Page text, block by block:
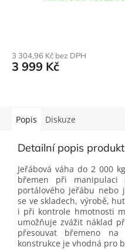
3 304,96 Kč bez DPH
3 999 Kč
Popis Diskuze
Detailní popis
Jeřábová váha do 2 000
břemen při manipulaci
portálového jeřábu nebo
se ve skladech, výrobě,
i při kontrole hmotnosti
umožňuje zvážit náklad
přesouvat břemeno na
konstrukce je vhodná pro